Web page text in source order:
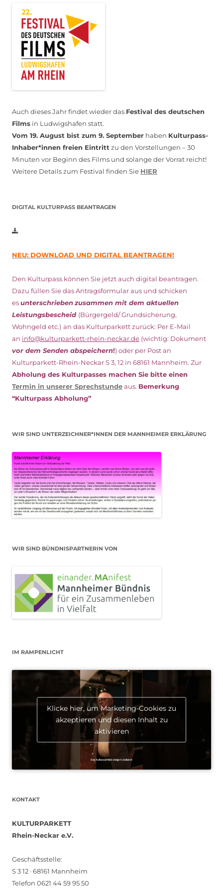
Auch dieses Jahr findet wieder das Festival des deutschen
Films in Ludwigshafen statt.
Vom 19. August bist zum 9. September haben Kulturpass-
Inhaber*innen freien Eintritt zu den Vorstellungen – 30
Minuten vor Beginn des Films und solange der Vorrat reicht!
Weitere Details zum Festival finden Sie HIER
DIGITAL KULTURPASS BEANTRAGEN
NEU: DOWNLOAD UND DIGITAL BEANTRAGEN!
Den Kulturpass können Sie jetzt auch digital beantragen.
Dazu füllen Sie das Antragsformular aus und schicken
esunterschriebenzusammen mit dem aktuellen
Leistungsbescheid (Bürgergeld/ Grundsicherung,
Wohngeld etc.) an das Kulturparkett zurück: Per E-Mail
an info@kulturparkett-rhein-neckar.de (wichtig: Dokument
vor dem Senden abspeichern!) oder per Post an
Kulturparkett-Rhein-Neckar S 3, 12 in 68161 Mannheim. Zur
Abholung des Kulturpasses machen Sie bitte einen
Termin in unserer Sprechstundeaus. Bemerkung
“Kulturpass Abholung”
WIR SIND UNTERZEICHNER*INNEN DER MANNHEIMER ERKLÄRUNG
WIR SIND BÜNDNISPARTNERIN VON
IM RAMPENLICHT
Klicke hier, um Marketing-Cookies zu
akzeptieren und diesen Inhalt zu
aktivieren
KONTAKT
KULTURPARKETT
Rhein-Neckar e.V.
Geschäftsstelle:
S 3 12 · 68161 Mannheim
Telefon 0621 44 59 95 50